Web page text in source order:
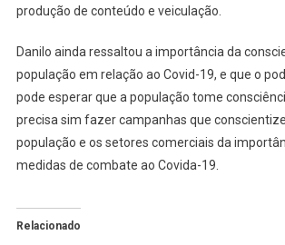
produção de conteúdo e veiculação.
Danilo ainda ressaltou a importância da
população em relação ao Covid-19, e que o
pode esperar que a população tome
precisa sim fazer campanhas que
população e os setores comerciais da
medidas de combate ao Covida-19.
Relacionado